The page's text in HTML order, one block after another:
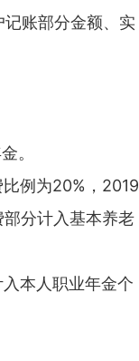
账部分金额、实
。
例为20%，2019
分计入基本养老
本人职业年金个